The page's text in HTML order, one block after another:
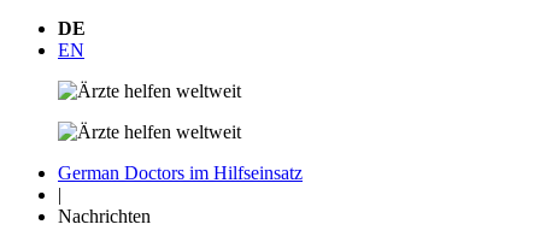
DE
EN
German Doctors im Hilfseinsatz
|
Nachrichten